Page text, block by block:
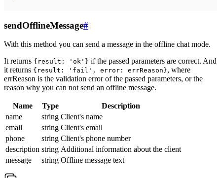
sendOfflineMessage#
With this method you can send a message in the offline chat mode.
It returns {result: 'ok'} if the passed parameters are correct. And
it returns {result: 'fail', error: errReason}, where
errReason is the validation error of the passed parameters, or the
reason why you can not send an offline message.
Name Type
Description
name
string Client's name
email
string Client's email
phone
string Client's phone number
description string Additional information about the client
message
string Offline message text